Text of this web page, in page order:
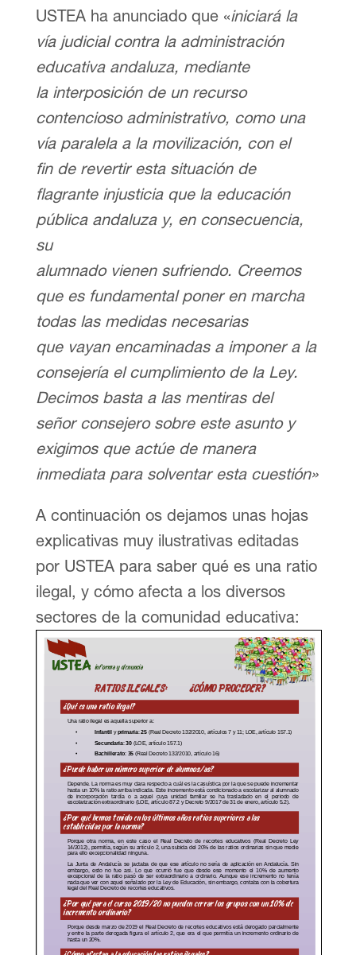
USTEA ha anunciado que «iniciará la
vía judicial contra la administración
educativa andaluza, mediante
la interposición de un recurso
contencioso administrativo, como una
vía paralela a la movilización, con el
fin de revertir esta situación de
flagrante injusticia que la educación
pública andaluza y, en consecuencia,
su
alumnado vienen sufriendo. Creemos
que es fundamental poner en marcha
todas las medidas necesarias
que vayan encaminadas a imponer a la
consejería el cumplimiento de la Ley.
Decimos basta a las mentiras del
señor consejero sobre este asunto y
exigimos que actúe de manera
inmediata para solventar esta cuestión»
A continuación os dejamos unas hojas
explicativas muy ilustrativas editadas
por USTEA para saber qué es una ratio
ilegal, y cómo afecta a los diversos
sectores de la comunidad educativa: